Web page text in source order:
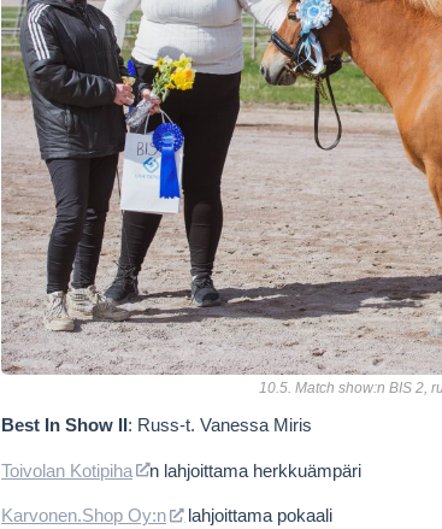
10.5. Match show:n BIS 2,
Best In Show II : Russ-t. Vanessa Miris
Toivolan Kotipiha n lahjoittama herkkuämpäri
Karvonen.Shop Oy:n lahjoittama pokaali